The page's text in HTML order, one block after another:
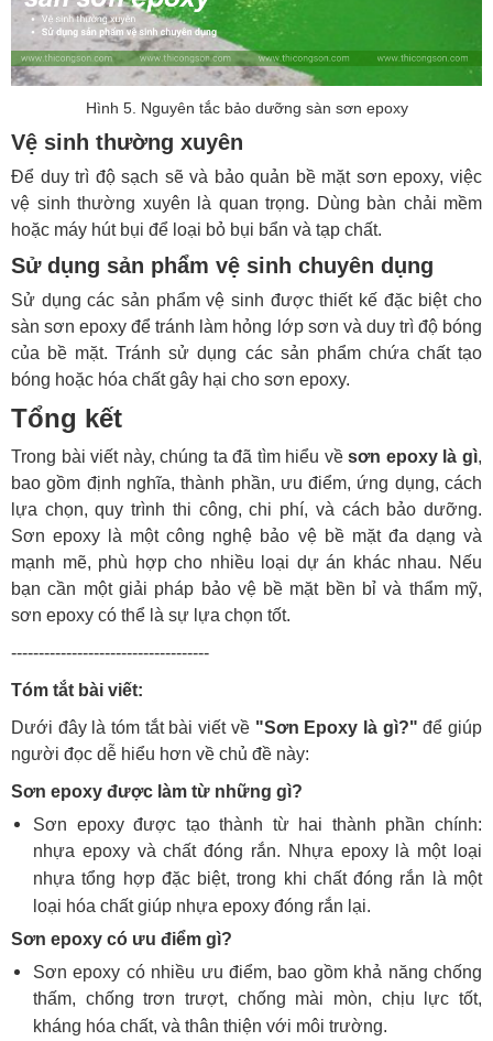
Hình 5. Nguyên tắc bảo dưỡng sàn sơn epoxy
Vệ sinh thường xuyên
Để duy trì độ sạch sẽ và bảo quản bề mặt sơn epoxy, việc
vệ sinh thường xuyên là quan trọng. Dùng bàn chải mềm
hoặc máy hút bụi để loại bỏ bụi bẩn và tạp chất.
Sử dụng sản phẩm vệ sinh chuyên dụng
Sử dụng các sản phẩm vệ sinh được thiết kế đặc biệt cho
sàn sơn epoxy để tránh làm hỏng lớp sơn và duy trì độ bóng
của bề mặt. Tránh sử dụng các sản phẩm chứa chất tạo
bóng hoặc hóa chất gây hại cho sơn epoxy.
Tổng kết
Trong bài viết này, chúng ta đã tìm hiểu vềsơn epoxy là gì,
bao gồm định nghĩa, thành phần, ưu điểm, ứng dụng, cách
lựa chọn, quy trình thi công, chi phí, và cách bảo dưỡng.
Sơn epoxy là một công nghệ bảo vệ bề mặt đa dạng và
mạnh mẽ, phù hợp cho nhiều loại dự án khác nhau. Nếu
bạn cần một giải pháp bảo vệ bề mặt bền bỉ và thẩm mỹ,
sơn epoxy có thể là sự lựa chọn tốt.
------------------------------------
Tóm tắt bài viết:
Dưới đây là tóm tắt bài viết về "Sơn Epoxy là gì?" để giúp
người đọc dễ hiểu hơn về chủ đề này:
Sơn epoxy được làm từ những gì?
Sơn epoxy được tạo thành từ hai thành phần chính:
nhựa epoxy và chất đóng rắn. Nhựa epoxy là một loại
nhựa tổng hợp đặc biệt, trong khi chất đóng rắn là một
loại hóa chất giúp nhựa epoxy đóng rắn lại.
Sơn epoxy có ưu điểm gì?
Sơn epoxy có nhiều ưu điểm, bao gồm khả năng chống
thấm, chống trơn trượt, chống mài mòn, chịu lực tốt,
kháng hóa chất, và thân thiện với môi trường.